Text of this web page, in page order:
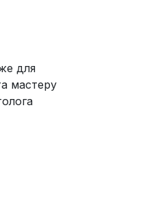
для
мастеру